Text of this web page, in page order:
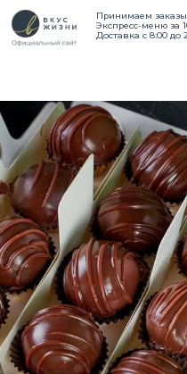
Принимаем заказы за 24 часа
Экспресс-меню за 10 часов
Доставка с 8:00 до 21:00